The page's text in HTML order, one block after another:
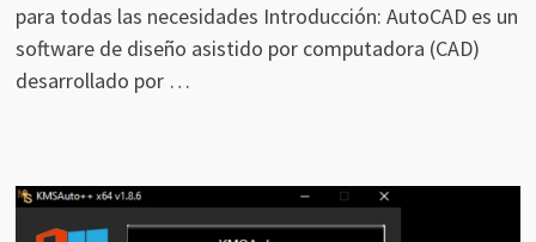
para todas las necesidades Introducción: AutoCAD es un
software de diseño asistido por computadora (CAD)
desarrollado por …